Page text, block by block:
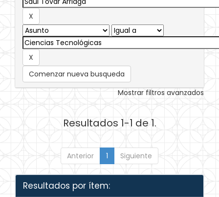
Comenzar nueva busqueda
Mostrar filtros avanzados
Resultados 1-1 de 1.
Anterior 1 Siguiente
Resultados por ítem: